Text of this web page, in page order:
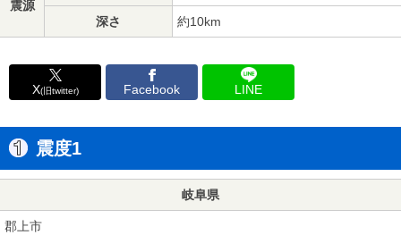
震源
深さ 約10km
X(旧twitter) Facebook LINE
震度1
岐阜県
郡上市